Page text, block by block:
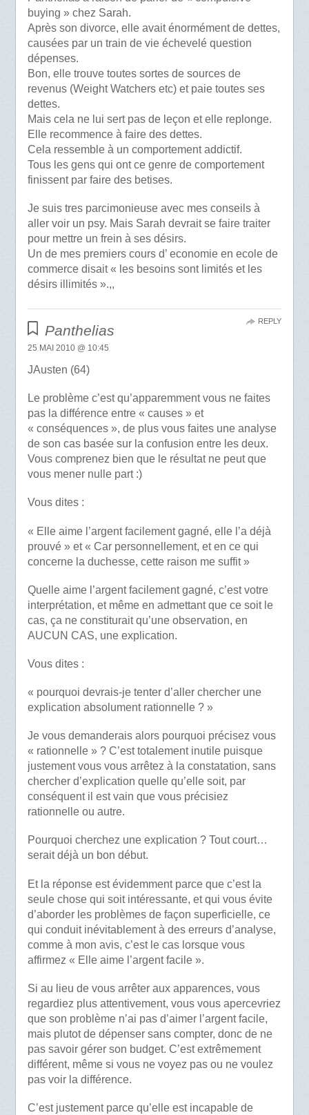
buying » chez Sarah.
Après son divorce, elle avait énormément de dettes,
causées par un train de vie échevelé question
dépenses.
Bon, elle trouve toutes sortes de sources de
revenus (Weight Watchers etc) et paie toutes ses
dettes.
Mais cela ne lui sert pas de leçon et elle replonge.
Elle recommence à faire des dettes.
Cela ressemble à un comportement addictif.
Tous les gens qui ont ce genre de comportement
finissent par faire des betises.
Je suis tres parcimonieuse avec mes conseils à
aller voir un psy. Mais Sarah devrait se faire traiter
pour mettre un frein à ses désirs.
Un de mes premiers cours d’ economie en ecole de
commerce disait « les besoins sont limités et les
désirs illimités ».,,
Panthelias
25 MAI 2010 @ 10:45
JAusten (64)
Le problème c’est qu’apparemment vous ne faites
pas la différence entre « causes » et
« conséquences », de plus vous faites une analyse
de son cas basée sur la confusion entre les deux.
Vous comprenez bien que le résultat ne peut que
vous mener nulle part :)
Vous dites :
« Elle aime l’argent facilement gagné, elle l’a déjà
prouvé » et « Car personnellement, et en ce qui
concerne la duchesse, cette raison me suffit »
Quelle aime l’argent facilement gagné, c’est votre
interprétation, et même en admettant que ce soit le
cas, ça ne constiturait qu’une observation, en
AUCUN CAS, une explication.
Vous dites :
« pourquoi devrais-je tenter d’aller chercher une
explication absolument rationnelle ? »
Je vous demanderais alors pourquoi précisez vous
« rationnelle » ? C’est totalement inutile puisque
justement vous vous arrêtez à la constatation, sans
chercher d’explication quelle qu’elle soit, par
conséquent il est vain que vous précisiez
rationnelle ou autre.
Pourquoi cherchez une explication ? Tout court…
serait déjà un bon début.
Et la réponse est évidemment parce que c’est la
seule chose qui soit intéressante, et qui vous évite
d’aborder les problèmes de façon superficielle, ce
qui conduit inévitablement à des erreurs d’analyse,
comme à mon avis, c’est le cas lorsque vous
affirmez « Elle aime l’argent facile ».
Si au lieu de vous arrêter aux apparences, vous
regardiez plus attentivement, vous vous apercevriez
que son problème n’ai pas d’aimer l’argent facile,
mais plutot de dépenser sans compter, donc de ne
pas savoir gérer son budget. C’est extrêmement
différent, même si vous ne voyez pas ou ne voulez
pas voir la différence.
C’est justement parce qu’elle est incapable de
REPLY